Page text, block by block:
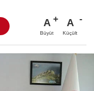
A
Büyüt
A
Küçült